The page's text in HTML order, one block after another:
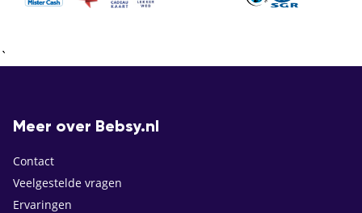
`
Meer over Bebsy.nl
Contact
Veelgestelde vragen
Ervaringen